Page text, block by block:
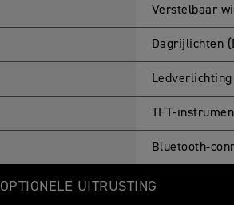
Verstelbaar
Dagrijlichten
Ledverlichting
TFT-
Bluetooth-
OPTIONELE UITRUSTING